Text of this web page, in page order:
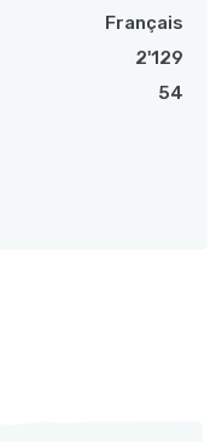
Français
2'129
54